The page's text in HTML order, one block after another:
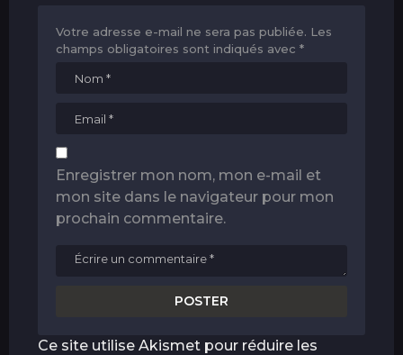
Votre adresse e-mail ne sera pas publiée. Les
champs obligatoires sont indiqués avec *
Enregistrer mon nom, mon e-mail et
mon site dans le navigateur pour mon
prochain commentaire.
Ce site utilise Akismet pour réduire les